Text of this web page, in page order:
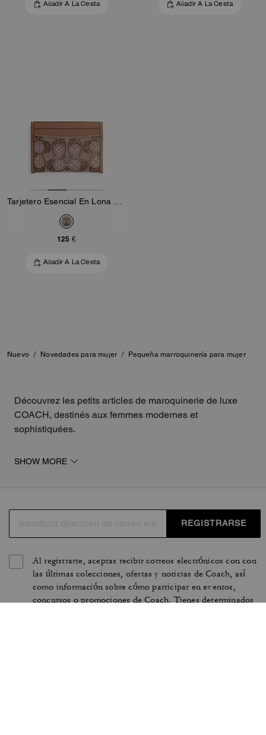
Añadir A La Cesta Añadir A La Cesta
125 €
Añadir A La Cesta
Nuevo / Novedades para mujer / Pequeña marroquinería para mujer
Découvrez les petits articles de maroquinerie de luxe
COACH, destinés aux femmes modernes et
sophistiquées.
petits sacs à main, des porte-cartes et des portefeuilles,
coloris et formes variées pour s'accorder avec toutes vos
tenues. Retrouvez le savoir-faire unique de la maison
COACH dans chaque article de maroquinerie.
SHOW MORE
REGISTRARSE
Al registrarte, aceptas recibir correos electrónicos con con
las últimas colecciones, ofertas y noticias de Coach, así
como información sobre cómo participar en eventos,
concursos o promociones de Coach. Tienes determinados